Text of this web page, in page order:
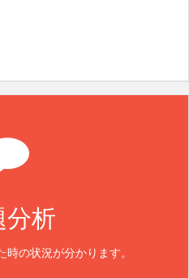
分析
時の状況が分かります。